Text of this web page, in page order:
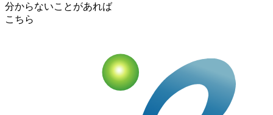
分からないことがあれば
こちら